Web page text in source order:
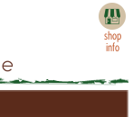
shop
info